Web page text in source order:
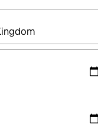
disponibles,